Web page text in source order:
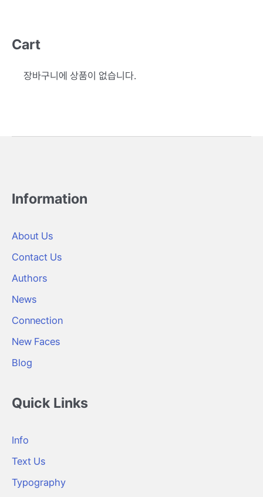
Cart
장바구니에 상품이 없습니다.
Information
About Us
Contact Us
Authors
News
Connection
New Faces
Blog
Quick Links
Info
Text Us
Typography